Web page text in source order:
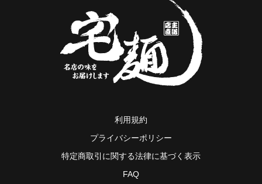
利用規約
プライバシーポリシー
特定商取引に関する法律に基づく表示
FAQ